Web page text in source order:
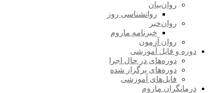
روان‌بیان
روانشناسی روز
روان‌خبر
خبرنامه ماروم
روان آزمون
دوره و فایل آموزشی
دوره‌های در حال اجرا
دوره‌های برگزار شده
فایل‌های آموزشی
درمانگران ماروم